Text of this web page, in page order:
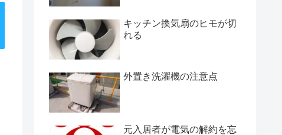
キッチン換気扇のヒモが切
れる
外置き洗濯機の注意点
元入居者が電気の解約を忘